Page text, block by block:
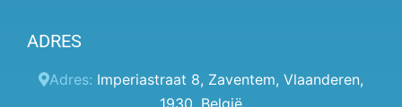
Prijzen
Klantenpaneel
ADRES
Adres: Imperiastraat 8, Zaventem, Vlaanderen,
1930, België